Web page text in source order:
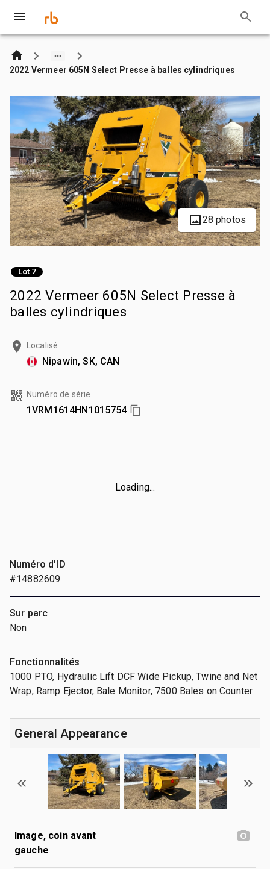
2022 Vermeer 605N Select Presse à balles cylindriques
28 photos
Lot 7
2022 Vermeer 605N Select Presse à
balles cylindriques
Localisé
Nipawin, SK, CAN
Numéro de série
1VRM1614HN1015754
Loading...
Numéro d'ID
#14882609
Sur parc
Non
Fonctionnalités
1000 PTO, Hydraulic Lift DCF Wide Pickup, Twine and Net
Wrap, Ramp Ejector, Bale Monitor, 7500 Bales on Counter
General Appearance
Image, coin avant
gauche